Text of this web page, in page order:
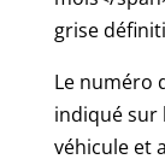
grise
Le numéro
indiqué sur
véhicule et